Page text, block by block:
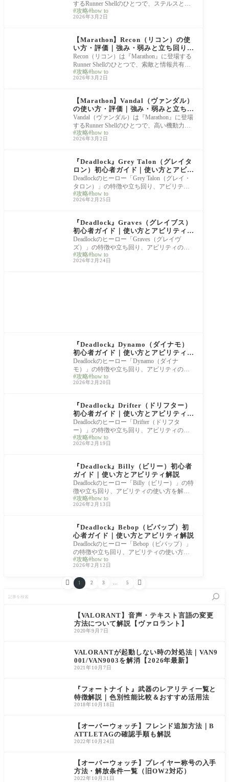
するRunner Shellのひとつで、ステルスと奇
襲に特化したアグレッシブ型のシェルで
す。正面から
攻略 how to
2026年3月2日
【Marathon】Recon（リコン）の使
い方・評価｜強み・弱みと立ち回り解
説
Recon（リコン）は『Marathon』に登場する
Runner Shellのひとつで、索敵と情報共有に
特化したインテリジェンス型のシェルで
す。直接的な
攻略 how to
2026年3月2日
【Marathon】Vandal（ヴァンダル）
の使い方・評価｜強み・弱みと立ち回
り解説
Vandal（ヴァンダル）は『Marathon』に登場
するRunner Shellのひとつで、高い機動力と
妨害性能を活かして戦場をかき乱すアグレ
ッシブなタ
攻略 how to
2026年3月2日
『Deadlock』Grey Talon（グレイタ
ロン）初心者ガイド｜使い方とアビリ
ティ解説
Deadlockのヒーロー「Grey Talon（グレイ・
タロン）」の特徴や立ち回り、アビリティ
の使い方を解説します。 Grey Talonは高い射
程を活かし
攻略 how to
2026年2月25日
『Deadlock』Graves（グレイブス）
初心者ガイド｜使い方とアビリティ解
説
Deadlockのヒーロー「Graves（グレイヴ
ズ）」の特徴や立ち回り、アビリティの使
い方を解説します。 Gravesは召喚スキルや
拘束アビリティ
攻略 how to
2026年2月24日
『Deadlock』Dynamo（ダイナモ）
初心者ガイド｜使い方とアビリティ解
説
Deadlockのヒーロー「Dynamo（ダイナ
モ）」の特徴や立ち回り、アビリティの使
い方を解説します。 Dynamoは回復・拘束・
位置調整といった
攻略 how to
2026年2月20日
『Deadlock』Drifter（ドリフター）
初心者ガイド｜使い方とアビリティ解
説
Deadlockのヒーロー「Drifter（ドリフタ
ー）」の特徴や立ち回り、アビリティの使
い方を解説します。 Drifterは孤立した敵を
追跡して確実
攻略 how to
2026年2月19日
『Deadlock』Billy（ビリー）初心者
ガイド｜使い方とアビリティ解説
Deadlockのヒーロー「Billy（ビリー）」の特
徴や立ち回り、アビリティの使い方を解説
します。 Billyは高い耐久力と強力なCC（行
動妨害）
攻略 how to
2026年2月13日
『Deadlock』Bebop（ビバップ）初
心者ガイド｜使い方とアビリティ解説
Deadlockのヒーロー「Bebop（ビバップ）」
の特徴や立ち回り、アビリティの使い方を
解説します。 Bebopはフックによる引き寄せ
と爆弾に
攻略 how to
2026年2月12日
 1 2 3 5 
【VALORANT】音声・テキスト言語の変更
方法について解説【ヴァロラント】
2020年9月7日
VALORANTが起動しない時の対処法｜VAN9
001/VAN9003を解消【2026年最新】
2021年10月7日
『フォートナイト』武器のレアリティ一覧と
特徴解説｜色別性能比較＆おすすめ活用法
2018年10月18日
【オーバーウォッチ】フレンド追加方法｜B
ATTLETAGの確認手順も解説
2022年10月24日
【オーバーウォッチ】プレイヤー称号の入手
方法・解放条件一覧（旧OW2対応）
2022年10月31日